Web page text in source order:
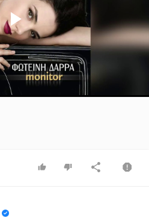
Play
Video